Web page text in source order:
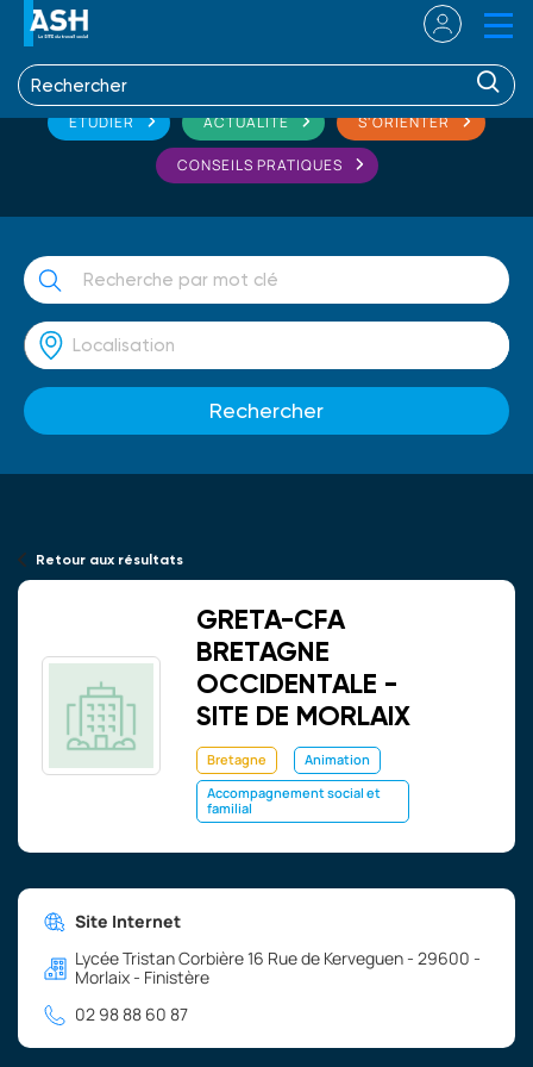
ETUDIER ACTUALITÉ S'ORIENTER
CONSEILS PRATIQUES
Retour aux résultats
GRETA-CFA
BRETAGNE
OCCIDENTALE -
SITE DE MORLAIX
Bretagne
Animation
Accompagnement social et
familial
Site Internet
Lycée Tristan Corbière 16 Rue de Kerveguen - 29600 -
Morlaix - Finistère
02 98 88 60 87